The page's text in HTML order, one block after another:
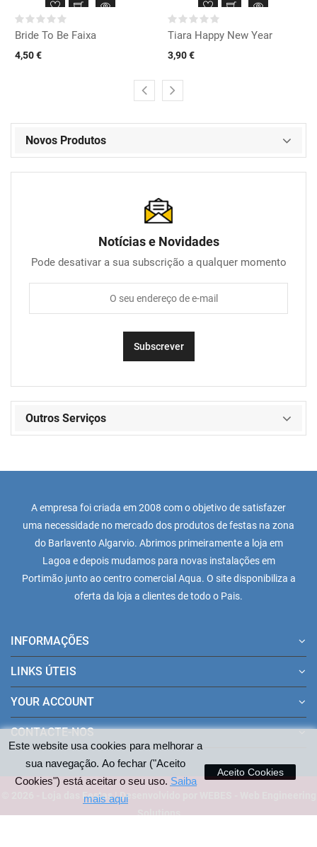
Este website usa cookies para melhorar a
sua navegação. Ao fechar ("Aceito
Cookies") está aceitar o seu uso. Saiba
mais aqui
Aceito Cookies
Bride To Be Faixa
4,50 €
Tiara Happy New Year
3,90 €
Novos Produtos
Notícias e Novidades
Pode desativar a sua subscrição a qualquer momento
Outros Serviços
A empresa foi criada em 2008 com o objetivo de satisfazer
uma necessidade no mercado dos produtos de festas na zona
do Barlavento Algarvio. Abrimos primeiramente a loja em
Lagoa e depois mudamos para novas instalações em
Portimão junto ao centro comercial Aqua. O site disponibiliza a
oferta da loja a clientes de todo o Pais.
INFORMAÇÕES
LINKS ÚTEIS
YOUR ACCOUNT
CONTACTE-NOS
© 2026 - Loja das Festas | Desenvolvido por WEBES - Web Engineering
Solutions